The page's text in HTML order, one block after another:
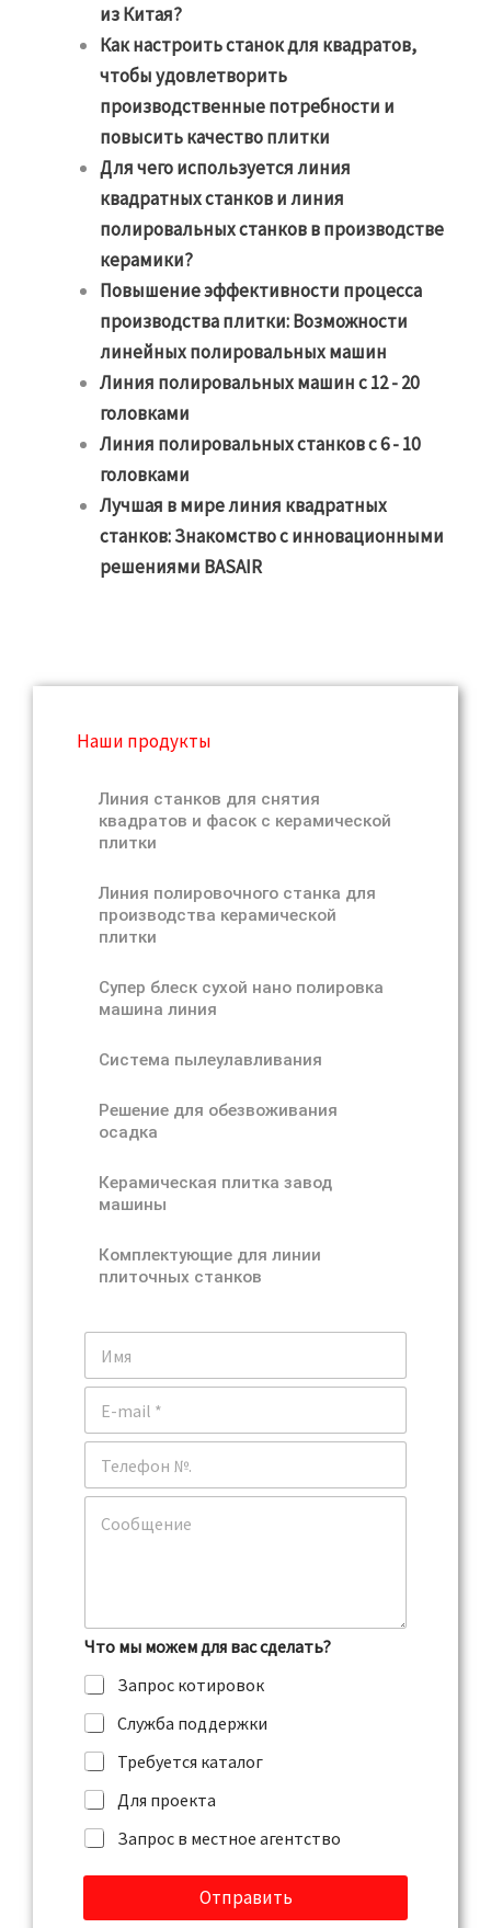
из Китая?
Как настроить станок для квадратов,
чтобы удовлетворить
производственные потребности и
повысить качество плитки
Для чего используется линия
квадратных станков и линия
полировальных станков в производстве
керамики?
Повышение эффективности процесса
производства плитки: Возможности
линейных полировальных машин
Линия полировальных машин с 12 - 20
головками
Линия полировальных станков с 6 - 10
головками
Лучшая в мире линия квадратных
станков: Знакомство с инновационными
решениями BASAIR
Наши продукты
Линия станков для снятия
квадратов и фасок с керамической
плитки
Линия полировочного станка для
производства керамической
плитки
Супер блеск сухой нано полировка
машина линия
Система пылеулавливания
Решение для обезвоживания
осадка
Керамическая плитка завод
машины
Комплектующие для линии
плиточных станков
И
я
Э
е
р
п
о
т
а
*
Т
л
К
т
а
р
и
й
и
л
и
с
щ
н
Что мы можем для вас сделать?
Запрос котировок
Служба поддержки
Требуется каталог
Для проекта
Запрос в местное агентство
Отправить